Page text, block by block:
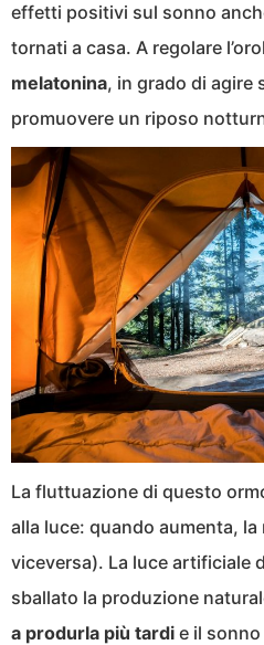
effetti positivi sul sonno
tornati a casa. A regolare
melatonina, in grado di agire
promuovere un riposo
La fluttuazione di questo
alla luce: quando aumenta,
viceversa). La luce artificiale
sballato la produzione
a produrla più tardi e il